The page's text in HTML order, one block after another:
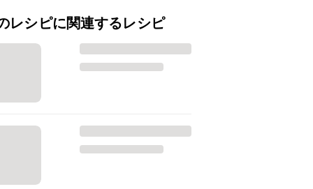
レシピに関連するレシピ